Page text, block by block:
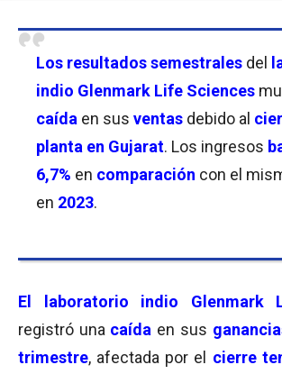
Los resultados semestrales del
indio Glenmark Life Sciences
caída en sus ventas debido al
planta en Gujarat. Los ingresos
6,7% en comparación con el
en 2023.
El laboratorio indio
Glenmark
registró una caída en sus
trimestre, afectada por el cierre